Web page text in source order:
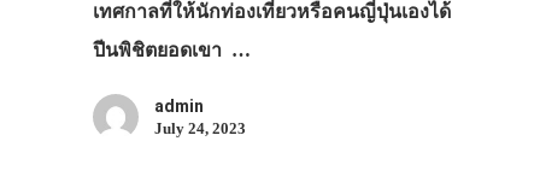
เทศกาลที่ให้นักท่องเที่ยวหรือคนญี่ปุ่นเองได้
ปีนพิชิตยอดเขา …
admin
July 24, 2023